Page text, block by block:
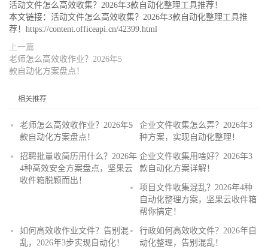
活动文件怎么高效收集？2026年3款自动化整理工具推荐！
本文链接： 活动文件怎么高效收集？2026年3款自动化整理工具推
荐！https://content.officeapi.cn/42399.html
上一篇
老师怎么高效收作业？2026年5
款自动化方案盘点！
相关推荐
老师怎么高效收作业？2026年5
款自动化方案盘点！
企业文件收集怎么弄？2026年3
种方案，实现自动化整理！
招聘批量收简历用什么？2026年
4种高效安全方案盘点，坚果云
收件箱脱颖而出！
企业文件收集用啥好？2026年3
款自动化方案详解！
项目文件收集混乱？2026年4种
自动化整理方案，坚果云收件箱
帮你搞定！
如何高效收作业文件？告别混
乱，2026年3步实现自动化！
行政如何高效收文件？2026年自
动化整理，告别混乱！